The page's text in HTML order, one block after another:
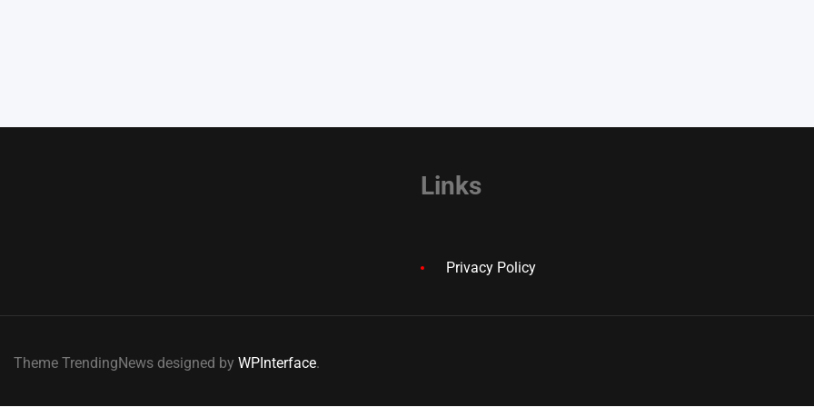
Links
Privacy Policy
Theme TrendingNews designed by WPInterface.